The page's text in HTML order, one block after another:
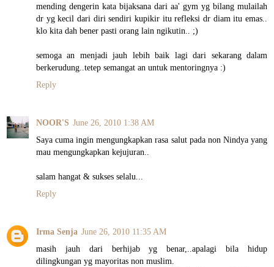
mending dengerin kata bijaksana dari aa' gym yg bilang mulailah
dr yg kecil dari diri sendiri kupikir itu refleksi dr diam itu emas..
klo kita dah bener pasti orang lain ngikutin.. ;)
semoga an menjadi jauh lebih baik lagi dari sekarang dalam
berkerudung..tetep semangat an untuk mentoringnya :)
Reply
NOOR'S June 26, 2010 1:38 AM
Saya cuma ingin mengungkapkan rasa salut pada non Nindya yang
mau mengungkapkan kejujuran..
salam hangat & sukses selalu...
Reply
Irma Senja June 26, 2010 11:35 AM
masih jauh dari berhijab yg benar,..apalagi bila hidup
dilingkungan yg mayoritas non muslim.